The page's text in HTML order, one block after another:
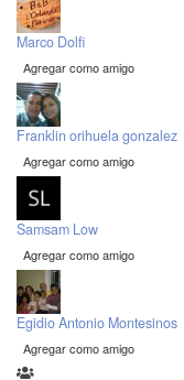
Marco Dolfi
Agregar como amigo
Franklin orihuela gonzalez
Agregar como amigo
Samsam Low
Agregar como amigo
Egidio Antonio Montesinos
Agregar como amigo